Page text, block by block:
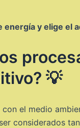
y elige el
💡
el medio
considerados